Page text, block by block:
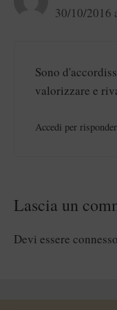
30/10/2016
Sono
valorizzare e
Accedi per
Lascia un
Devi essere connesso